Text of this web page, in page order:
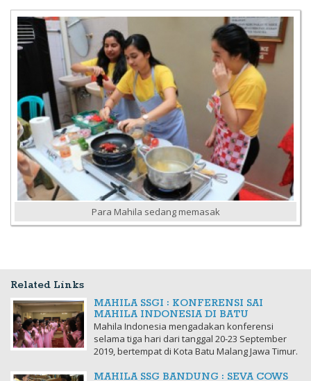
Para Mahila sedang memasak
Related Links
MAHILA SSGI : KONFERENSI SAI
MAHILA INDONESIA DI BATU
Mahila Indonesia mengadakan konferensi
selama tiga hari dari tanggal 20-23 September
2019, bertempat di Kota Batu Malang Jawa Timur.
MAHILA SSG BANDUNG : SEVA COWS